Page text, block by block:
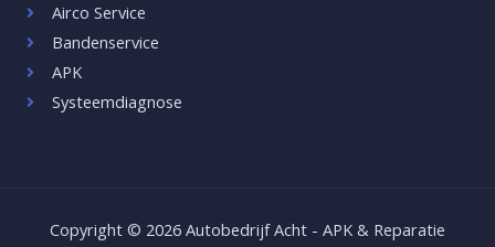
Airco Service
Bandenservice
APK
Systeemdiagnose
Copyright © 2026 Autobedrijf Acht - APK & Reparatie